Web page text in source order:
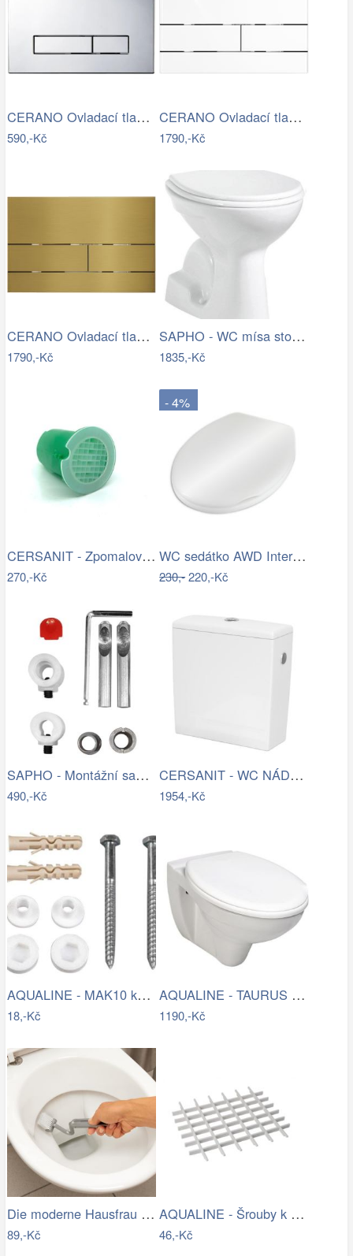
CERANO Ovladací tlačítko WC modulů Lite…
590,-Kč
CERANO Ovladací tlačítko WC modulů Lite…
1790,-Kč
CERANO Ovladací tlačítko WC modulů Lite…
1790,-Kč
SAPHO - WC mísa stojící, 36x54cm,…
1835,-Kč
CERSANIT - Zpomalovač vody do WC mísy…
270,-Kč
- 4%
WC sedátko AWD Interior polypropylen…
230,-220,-Kč
SAPHO - Montážní sada pro závěsné WC…
490,-Kč
CERSANIT - WC NÁDRŽKA CREA 010 3/5 BOX…
1954,-Kč
AQUALINE - MAK10 kotvící sada pro WC…
18,-Kč
AQUALINE - TAURUS závěsná WC mísa,…
1190,-Kč
Die moderne Hausfrau Kartáč na čištění…
89,-Kč
AQUALINE - Šrouby k WC dřevěným…
46,-Kč